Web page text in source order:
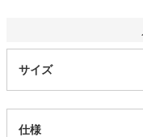
サイズ
仕様